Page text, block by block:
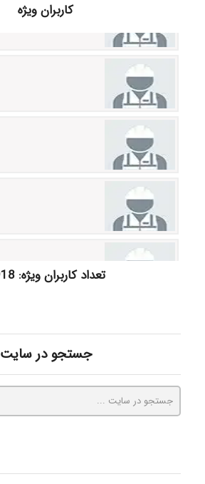
کاربران ویژه
تعداد کاربران ویژه: 2918
جستجو در سایت